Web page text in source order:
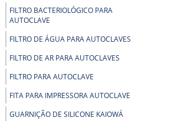
FILTRO BACTERIOLÓGICO PARA
AUTOCLAVE
FILTRO DE ÁGUA PARA AUTOCLAVES
FILTRO DE AR PARA AUTOCLAVES
FILTRO PARA AUTOCLAVE
FITA PARA IMPRESSORA AUTOCLAVE
GUARNIÇÃO DE SILICONE KAIOWÁ